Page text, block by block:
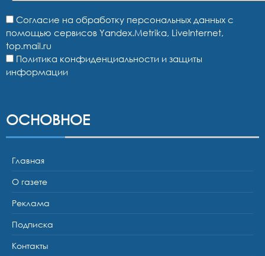
Согласие на обработку персональных данных с
помощью сервисов Yandex.Metrika, LiveInternet,
top.mail.ru
Политика конфиденциальности и защиты
информации
ОСНОВНОЕ
Главная
О газете
Реклама
Подписка
Контакты